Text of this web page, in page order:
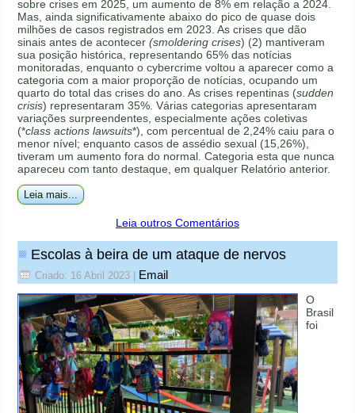
sobre crises em 2025, um aumento de 8% em relação a 2024.
Mas, ainda significativamente abaixo do pico de quase dois
milhões de casos registrados em 2023. As crises que dão
sinais antes de acontecer(smoldering crises) (2) mantiveram
sua posição histórica, representando 65% das notícias
monitoradas, enquanto o cybercrime voltou a aparecer como a
categoria com a maior proporção de notícias, ocupando um
quarto do total das crises do ano. As crises repentinas (sudden
crisis) representaram 35%. Várias categorias apresentaram
variações surpreendentes, especialmente ações coletivas
(*class actions lawsuits*), com percentual de 2,24% caiu para o
menor nível; enquanto casos de assédio sexual (15,26%),
tiveram um aumento fora do normal. Categoria esta que nunca
apareceu com tanto destaque, em qualquer Relatório anterior.
Leia mais...
Leia outros Comentários
Escolas à beira de um ataque de nervos
Criado: 16 Abril 2023 Email
O
Brasil
foi